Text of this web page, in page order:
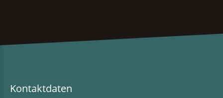
Kontaktdaten